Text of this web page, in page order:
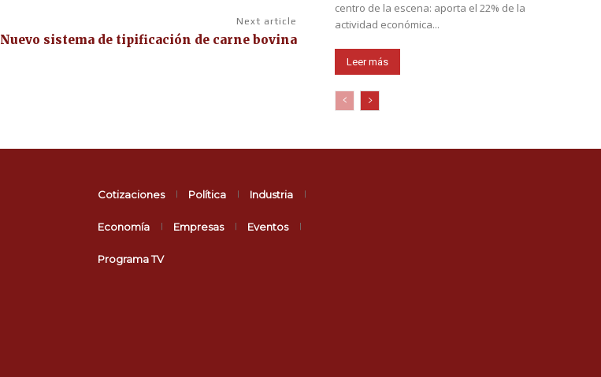
Next article
Nuevo sistema de tipificación de carne bovina
centro de la escena: aporta el 22% de la
actividad económica...
Leer más
Cotizaciones Política Industria
Economía Empresas Eventos
Programa TV